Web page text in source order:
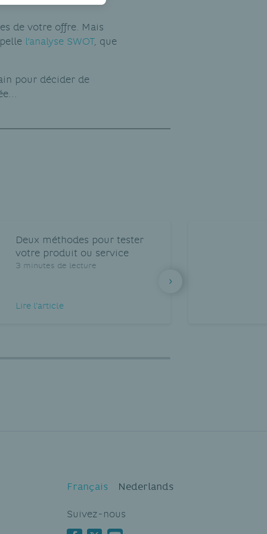
de votre offre. Mais
l’analyse SWOT, que
pour décider de
Deux méthodes pour tester
votre produit ou service
3 minutes de lecture
Lire l'article
Français Nederlands
Suivez-nous